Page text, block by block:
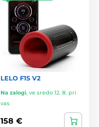
LELO F1S V2
Na zalogi, ve sredo 12. 8. pri
vas
158 €